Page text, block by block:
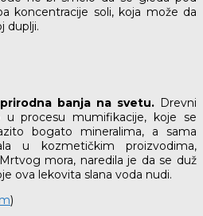
koncentracije soli, koja može da
duplji.
banja na svetu. Drevni
u procesu mumifikacije, koje se
bogato mineralima, a sama
u kozmetičkim proizvodima,
mora, naredila je da se duž
ova lekovita slana voda nudi.
)